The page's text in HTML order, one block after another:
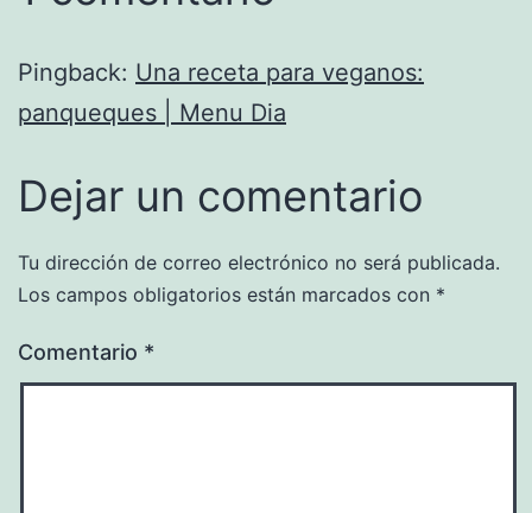
Pingback: Una receta para veganos:
panqueques | Menu Dia
Dejar un comentario
Tu dirección de correo electrónico no será publicada.
Los campos obligatorios están marcados con *
Comentario *